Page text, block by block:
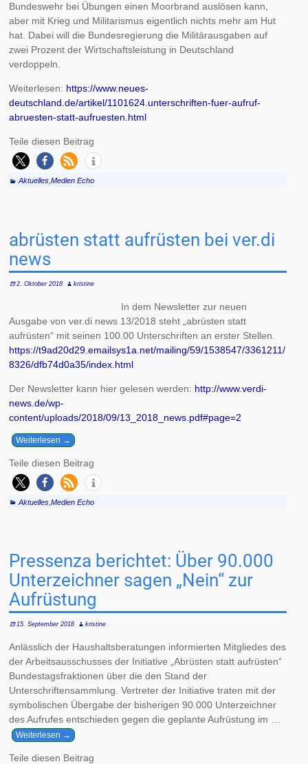
Bundeswehr bei Übungen einen Moorbrand auslösen kann,
aber mit Krieg und Militarismus eigentlich nichts mehr am Hut
hat. Dabei will die Bundesregierung die Militärausgaben auf
zwei Prozent der Wirtschaftsleistung in Deutschland
verdoppeln.
Weiterlesen: https://www.neues-
deutschland.de/artikel/1101624.unterschriften-fuer-aufruf-
abruesten-statt-aufruesten.html
Teile diesen Beitrag
Aktuelles,Medien Echo
abrüsten statt aufrüsten bei ver.di
news
2. Oktober 2018 kristine
In dem Newsletter zur neuen
Ausgabe von ver.di news 13/2018 steht „abrüsten statt
aufrüsten“ mit seinen 100.00 Unterschriften an erster Stellen.
https://t9ad20d29.emailsys1a.net/mailing/59/1538547/3361211/
8326/dfb74d0a35/index.html
Der Newsletter kann hier gelesen werden: http://www.verdi-
news.de/wp-
content/uploads/2018/09/13_2018_news.pdf#page=2
Weiterlesen →
Teile diesen Beitrag
Aktuelles, Medien Echo
Pressenza berichtet: Über 90.000
Unterzeichner sagen „Nein“ zur
Aufrüstung
15. September 2018 kristine
Anlässlich der Haushaltsberatungen informierten Mitgliedes des
der Arbeitsausschusses der Initiative „Abrüsten statt aufrüsten“
Bundestagsfraktionen über die den Stand der
Unterschriftensammlung. Vertreter der Initiative traten mit der
symbolischen Übergabe der bisherigen 90.000 Unterzeichner
des Aufrufes entschieden gegen die geplante Aufrüstung im
Weiterlesen →
Teile diesen Beitrag